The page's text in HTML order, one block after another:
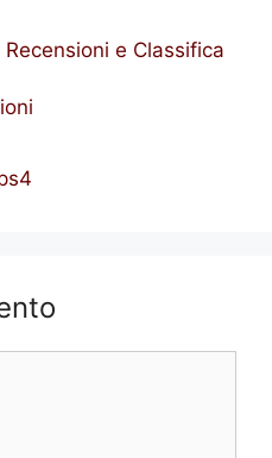
e Classifica